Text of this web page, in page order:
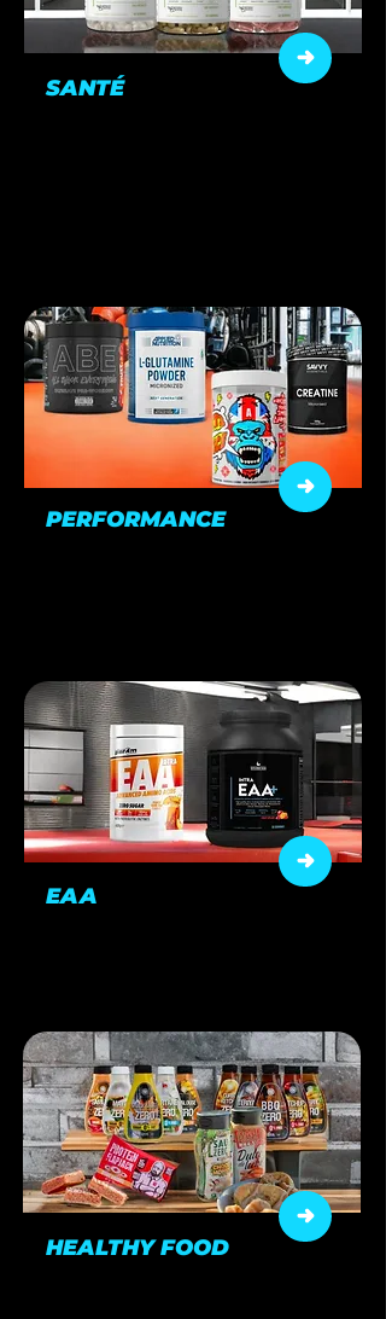
SANTÉ
PERFORMANCE
EAA
HEALTHY FOOD